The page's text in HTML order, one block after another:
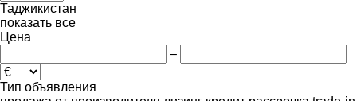
Таджикистан
показать все
Цена
–
Тип объявления